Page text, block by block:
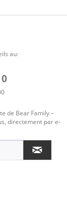
au:
de Bear Family –
directement par e-